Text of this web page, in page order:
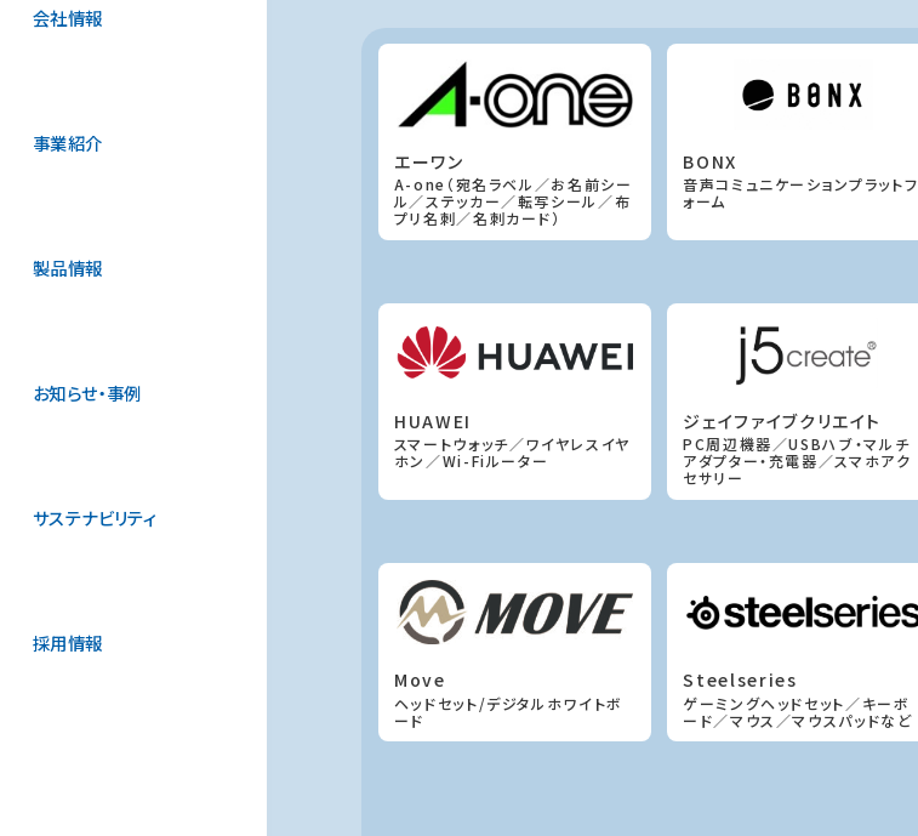
会社情報
事業紹介
製品情報
お知らせ・事例
サステナビリティ
採用情報
エーワン
A-one（宛名ラベル／お名前シー
ル／ステッカー／転写シール／布
プリ名刺／名刺カード）
BONX
音声コミュニケーションプラットフ
ォーム
HUAWEI
スマートウォッチ／ワイヤレスイヤ
ホン／Wi-Fiルーター
ジェイファイブクリエイト
PC周辺機器／USBハブ・マルチ
アダプター・充電器／スマホアク
セサリー
Move
ヘッドセット/デジタルホワイトボ
ード
Steelseries
ゲーミングヘッドセット／キーボ
ード／マウス／マウスパッドなど